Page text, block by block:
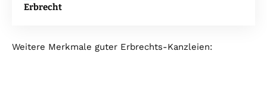
Erbrecht
Weitere Merkmale guter Erbrechts-Kanzleien: